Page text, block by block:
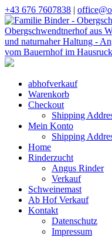
+43 676 7607838 |
abhofverkauf
Warenkorb
Checkout
Shipping
Mein Konto
Shipping
Home
Rinderzucht
Angus Rinder
Verkauf
Schweinemast
Ab Hof Verkauf
Kontakt
Datenschutz
Impressum